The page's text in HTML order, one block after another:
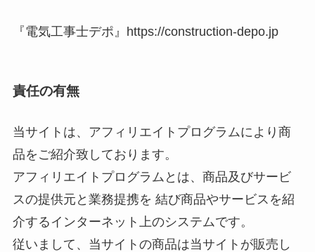
『電気工事士デポ』https://construction-depo.jp
責任の有無
当サイトは、アフィリエイトプログラムにより商
品をご紹介致しております。
アフィリエイトプログラムとは、商品及びサービ
スの提供元と業務提携を 結び商品やサービスを紹
介するインターネット上のシステムです。
従いまして、当サイトの商品は当サイトが販売し